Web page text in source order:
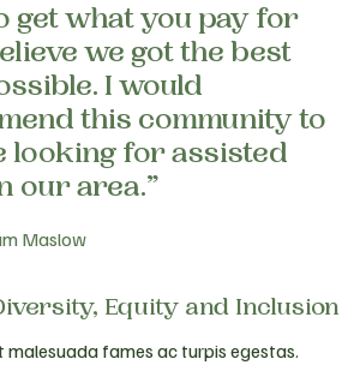
get what you pay for
we got the best
I would
this community to
looking for assisted
our area.”
Maslow
Equity and Inclusion
malesuada fames ac turpis egestas.